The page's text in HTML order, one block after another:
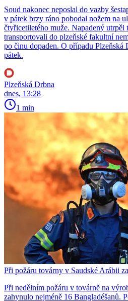
Soud nakonec neposlal do vazby
v pátek brzy ráno pobodal nožem na
čtyřicetiletého muže. Napadený utrpěl
transportovali do plzeňské fakultní
po činu dopaden. O případu
pátek.
Plzeňská Drbna
dnes, 13:28
1 min
Při požáru továrny v Saudské Arábii
Při nedělním požáru v továrně na
zahynulo nejméně 16 Bangladéšanů.